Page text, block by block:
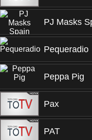
PJ Masks
Pequeradio
Peppa Pig
Pax
PAT